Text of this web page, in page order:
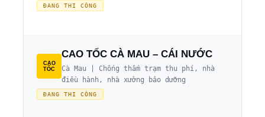
ĐANG THI CÔNG
CAO
TỐC
CAO TỐC CÀ MAU – CÁI NƯỚC
Cà Mau | Chống thấm trạm thu phí, nhà
điều hành, nhà xưởng bảo dưỡng
ĐANG THI CÔNG